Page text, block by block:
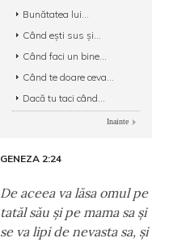
Bunătatea lui...
Când ești sus și...
Când faci un bine...
Când te doare ceva...
Dacă tu taci când...
Inainte
GENEZA 2:24
De aceea va lăsa omul pe
tatăl său şi pe mama sa şi
se va lipi de nevasta sa, şi